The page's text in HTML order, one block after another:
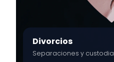
Divorcios
Separaciones y custodia